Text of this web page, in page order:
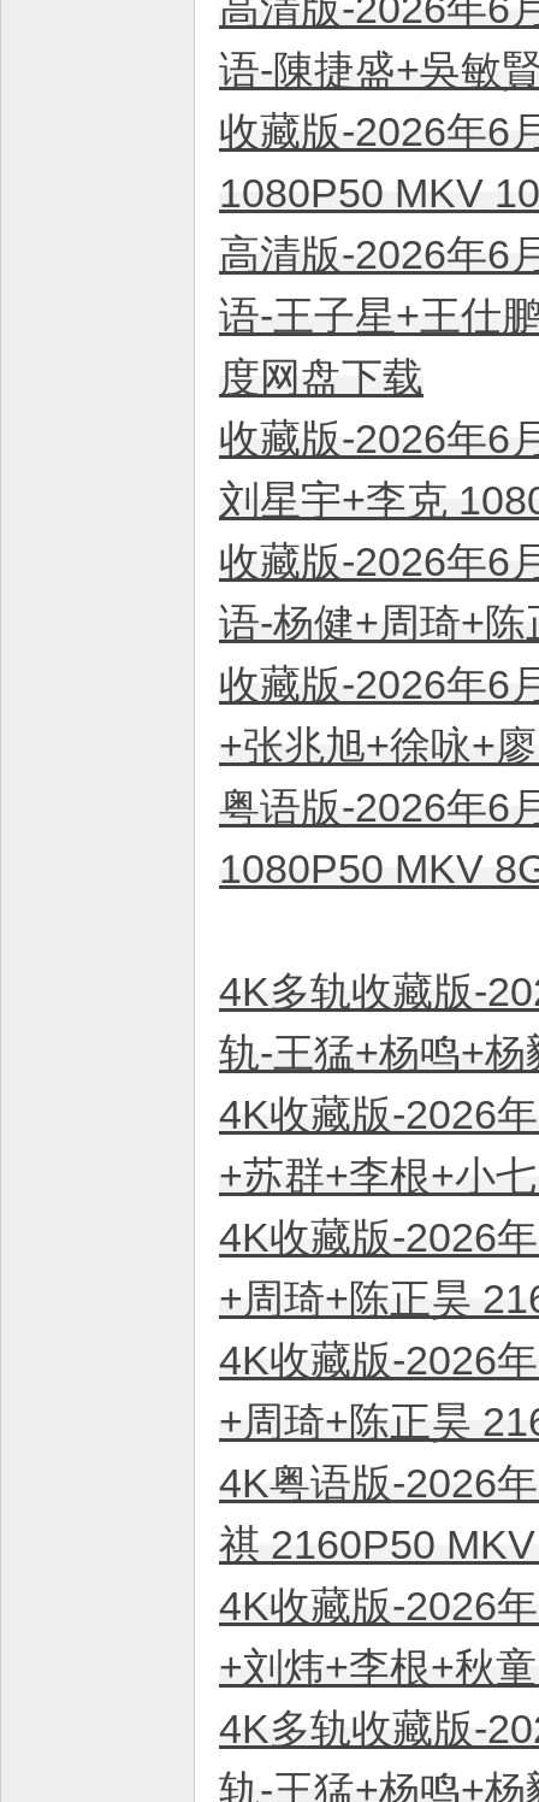
语-陳捷盛+吳敏
收藏版-2026年6
1080P50 MKV
高清版-2026年6
语-王子星+王仕
度网盘下载
收藏版-2026年6
刘星宇+李克
收藏版-2026年6
语-杨健+周琦+
收藏版-2026年6
+张兆旭+徐咏+
粤语版-2026年6
1080P50 MKV
4K多轨收藏版-
轨-王猛+杨鸣+
4K收藏版-2026
+苏群+李根+小
4K收藏版-2026
+周琦+陈正昊
4K收藏版-2026
+周琦+陈正昊
4K粤语版-2026
祺 2160P50
4K收藏版-2026
+刘炜+李根+秋
4K多轨收藏版-
轨-王猛+杨鸣+